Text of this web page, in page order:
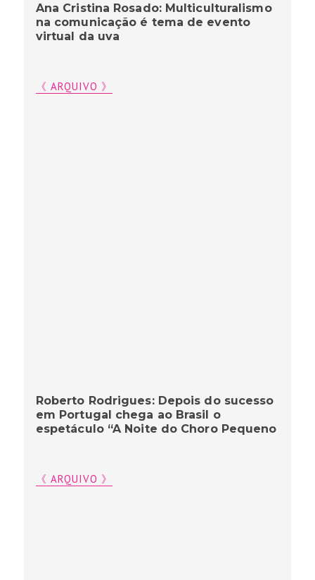
Ana Cristina Rosado: Multiculturalismo
na comunicação é tema de evento
virtual da uva
《 ARQUIVO 》
Roberto Rodrigues: Depois do sucesso
em Portugal chega ao Brasil o
espetáculo “A Noite do Choro Pequeno
《 ARQUIVO 》